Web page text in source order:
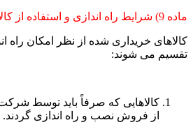
ماده 9) شرایط راه اندازی و استفاده از کالای خریداری شده
تقسیم می شوند:
کالاهایی که صرفاً باید توسط
از فروش نصب و راه اندازی گردند.